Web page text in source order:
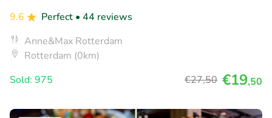
9.6
Perfect • 44 reviews
Anne&Max Rotterdam
Rotterdam (0km)
Sold: 975
€27,50 €19,50